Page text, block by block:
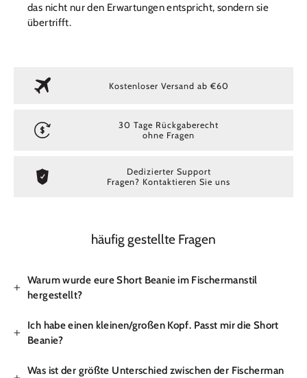
das nicht nur den Erwartungen entspricht, sondern sie
übertrifft.
Kostenloser Versand ab €60
30 Tage Rückgaberecht
ohne Fragen
Dedizierter Support
Fragen? Kontaktieren Sie uns
häufig gestellte Fragen
Warum wurde eure Short Beanie im Fischermanstil
hergestellt?
Ich habe einen kleinen/großen Kopf. Passt mir die Short
Beanie?
Was ist der größte Unterschied zwischen der Fischerman